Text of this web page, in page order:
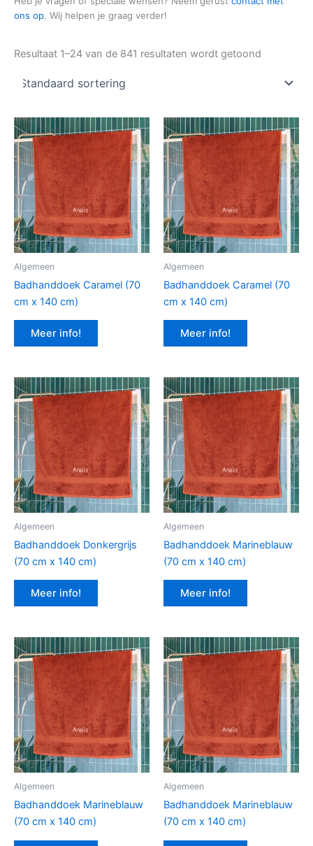
ons op. Wij helpen je graag verder!
Resultaat 1–24 van de 841 resultaten wordt getoond
Algemeen
Badhanddoek Caramel (70
cm x 140 cm)
Meer info!
Algemeen
Badhanddoek Caramel (70
cm x 140 cm)
Meer info!
Algemeen
Badhanddoek Donkergrijs
(70 cm x 140 cm)
Meer info!
Algemeen
Badhanddoek Marineblauw
(70 cm x 140 cm)
Meer info!
Algemeen
Badhanddoek Marineblauw
(70 cm x 140 cm)
Algemeen
Badhanddoek Marineblauw
(70 cm x 140 cm)